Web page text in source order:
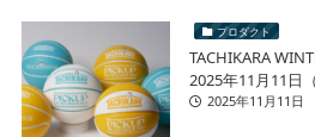
プロダクト
TACHIKARA
2025年11月11日
2025年11月11日